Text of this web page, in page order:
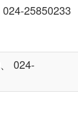
25850233
024-